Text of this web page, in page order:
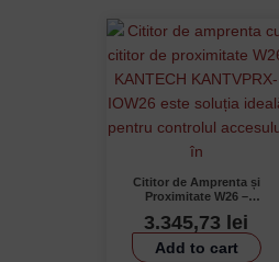
Cititor de Amprenta și
Proximitate W26 –
IOW26, 4000 Amprente,
RS485, Compatibil
Mifare
3.345,73 lei
Add to cart